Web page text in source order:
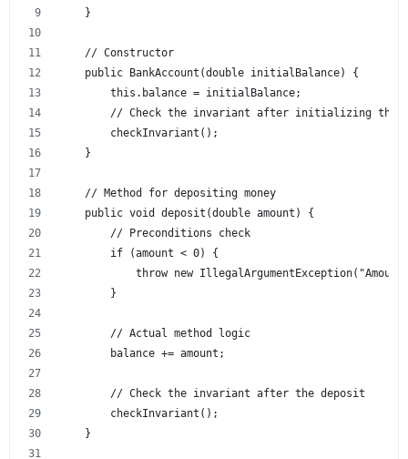
    }
    // Constructor
    public BankAccount(double initialBalance) {
        this.balance = initialBalance;
// Check the invariant after initializing the
        checkInvariant();
    }
    // Method for depositing money
    public void deposit(double amount) {
        // Preconditions check
        if (amount < 0) {
throw new
        }
        // Actual method logic
        balance += amount;
        // Check the invariant after the deposit
        checkInvariant();
    }